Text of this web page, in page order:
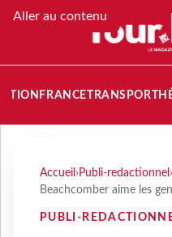
Aller au contenu
FRANCETRANSPORT
Accueil › Publi-redactionnel ›
Beachcomber aime les
PUBLI-